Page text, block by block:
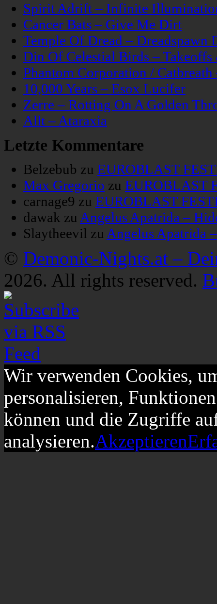
Spirit Adrift – Infinite
Cancer Bats – Give Me Dirt
Temple Of Dread – Dreadspawn
Din Of Celestial Birds –
Phantom Corporation /
10,000 Years – Esox Lucifer
Zerre – Rotting On A Golden
Allt – Ataraxia
Letzte Kommentare
Belzebub zu EUROBLAST
Max Gregorio zu EUROBLAST
carnage9 zu EUROBLAST
dawak zu Angelus Apatrida –
Slaytheevil zu Angelus Apatrida
© Demonic-Nights.at –
2026. All rights reserved.
Wir verwenden Cookies,
personalisieren,
können und die Zugriffe
analysieren.Akzeptieren